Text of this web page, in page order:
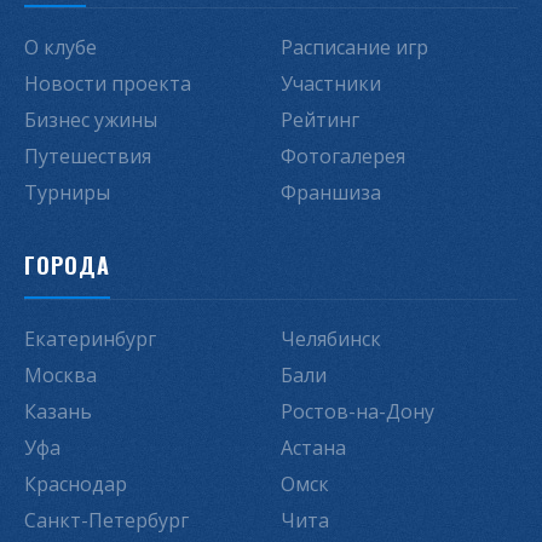
О клубе
Новости проекта
Бизнес ужины
Путешествия
Турниры
Расписание игр
Участники
Рейтинг
Фотогалерея
Франшиза
ГОРОДА
Екатеринбург
Москва
Казань
Уфа
Краснодар
Санкт-Петербург
Челябинск
Бали
Ростов-на-Дону
Астана
Омск
Чита